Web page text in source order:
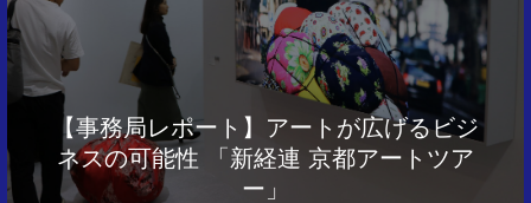
【事務局レポート】アートが広げるビジ
ネスの可能性 「新経連 京都アートツア
ー」